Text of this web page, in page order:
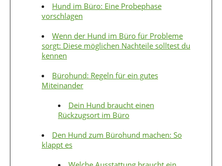
Hund im Büro: Eine Probephase
vorschlagen
Wenn der Hund im Büro für Probleme
sorgt: Diese möglichen Nachteile solltest du
kennen
Bürohund: Regeln für ein gutes
Miteinander
Dein Hund braucht einen
Rückzugsort im Büro
Den Hund zum Bürohund machen: So
klappt es